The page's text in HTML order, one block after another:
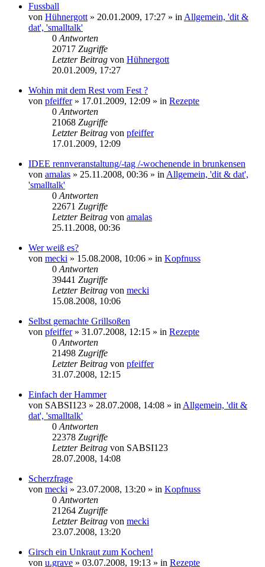
Fussball
von Hühnergott » 20.01.2009, 17:27 » in Allgemein, 'dit &
dat', 'smalltalk'
0 Antworten
20717 Zugriffe
Letzter Beitrag von Hühnergott
20.01.2009, 17:27
Wohin mit dem Rest vom Fest ?
von pfeiffer» 17.01.2009, 12:09 » in Rezepte
0 Antworten
21068 Zugriffe
Letzter Beitrag von pfeiffer
17.01.2009, 12:09
IDEE rennveranstaltung/-tag /-wochenende in brunkensen
von amalas » 25.11.2008, 00:36 » in Allgemein, 'dit & dat',
'smalltalk'
0 Antworten
22671 Zugriffe
Letzter Beitrag von amalas
25.11.2008, 00:36
Wer weiß es?
von mecki » 15.08.2008, 10:06 » in Kopfnuss
0 Antworten
39441 Zugriffe
Letzter Beitrag von mecki
15.08.2008, 10:06
Selbst gemachte Grillsoßen
von pfeiffer» 31.07.2008, 12:15 » in Rezepte
0 Antworten
21498 Zugriffe
Letzter Beitrag von pfeiffer
31.07.2008, 12:15
Einfach der Hammer
von SABSI123 » 28.07.2008, 14:08 » in Allgemein, 'dit &
dat', 'smalltalk'
0 Antworten
22378 Zugriffe
Letzter Beitrag von SABSI123
28.07.2008, 14:08
Scherzfrage
von mecki » 23.07.2008, 13:20 » in Kopfnuss
0 Antworten
21264 Zugriffe
Letzter Beitrag von mecki
23.07.2008, 13:20
Girsch ein Unkraut zum Kochen!
von u.grave » 03.07.2008, 19:13 » in Rezepte